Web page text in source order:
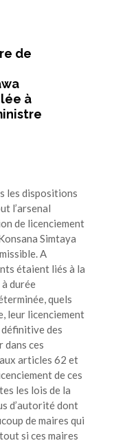
de
à
les dispositions
l’arsenal
de licenciement
Simtaya
A
étaient liés à la
durée
quels
leur licenciement
des
ces
articles 62 et
de ces
les lois de la
d’autorité dont
de maires qui
si ces maires